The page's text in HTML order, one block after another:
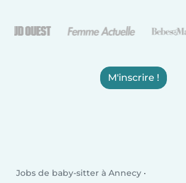
M'inscrire !
Jobs de baby-sitter à Annecy